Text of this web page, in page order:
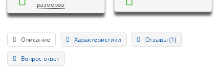
размеров
Описание Характеристики Отзывы (1)
Вопрос-ответ